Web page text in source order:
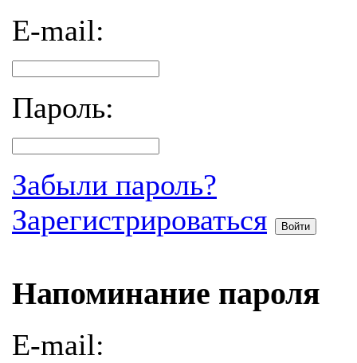
E-mail:
Пароль:
Забыли пароль?
Зарегистрироваться
Войти
Напоминание пароля
E-mail: